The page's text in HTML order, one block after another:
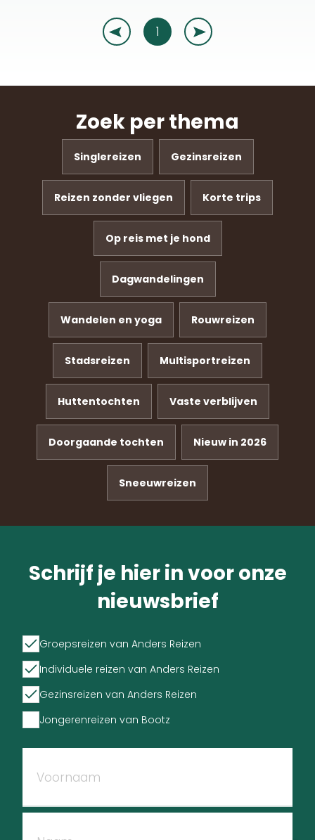
Ter plaatse geen (huur)wagen nodig
Huttentocht
Zoekopdracht bewaren
1
Zoek per thema
Singlereizen Gezinsreizen
Reizen zonder vliegen Korte trips
Op reis met je hond
Dagwandelingen
Wandelen en yoga Rouwreizen
Stadsreizen Multisportreizen
Huttentochten Vaste verblijven
Doorgaande tochten Nieuw in 2026
Sneeuwreizen
Schrijf je hier in voor onze
nieuwsbrief
Groepsreizen van Anders Reizen
Individuele reizen van Anders Reizen
Gezinsreizen van Anders Reizen
Jongerenreizen van Bootz